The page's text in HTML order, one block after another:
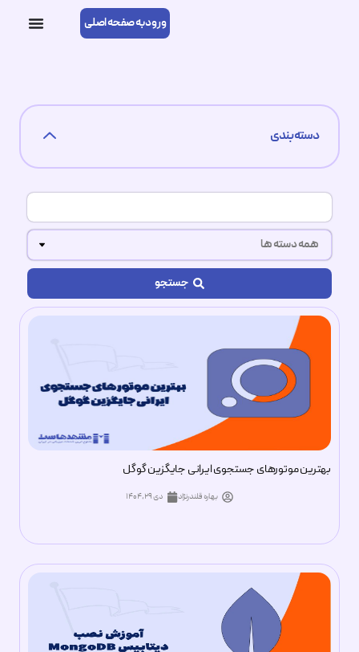
ورود به صفحه اصلی
دسته بندی
میزبانی وب
دیجیتال مارکتینگ
امنیت
وردپرس
معرفی کسب و کار
دانشنامه
جستجو
بهترین موتورهای جستجوی ایرانی جایگزین گوگل
بهاره قلندرنژاد دی ۲۹, ۱۴۰۴